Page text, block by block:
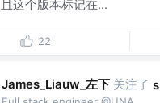
且这个版本标记在...
22
James_Liauw_左下 关注了